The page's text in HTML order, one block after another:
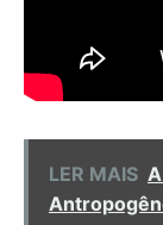
LER MAIS